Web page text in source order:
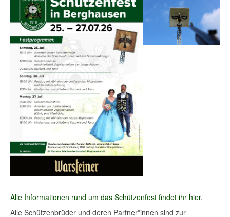
Alle Informationen rund um das Schützenfest findet ihr hier.
Alle Schützenbrüder und deren Partner*innen sind zur